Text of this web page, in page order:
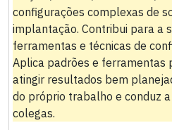
configurações complexas de
implantação. Contribui para a
ferramentas e técnicas de
Aplica padrões e ferramentas
atingir resultados bem
do próprio trabalho e conduz
colegas.